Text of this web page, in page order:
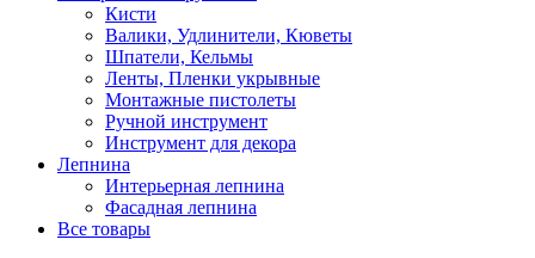
Кисти
Валики, Удлинители, Кюветы
Шпатели, Кельмы
Ленты, Пленки укрывные
Монтажные пистолеты
Ручной инструмент
Инструмент для декора
Лепнина
Интерьерная лепнина
Фасадная лепнина
Все товары